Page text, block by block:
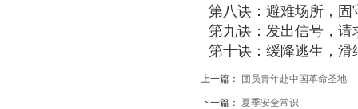
第八诀：避难场所，固
第九诀：发出信号，请
第十诀：缓降逃生，滑
上一篇： 团员青年赴中国革命圣地
下一篇： 夏季安全常识